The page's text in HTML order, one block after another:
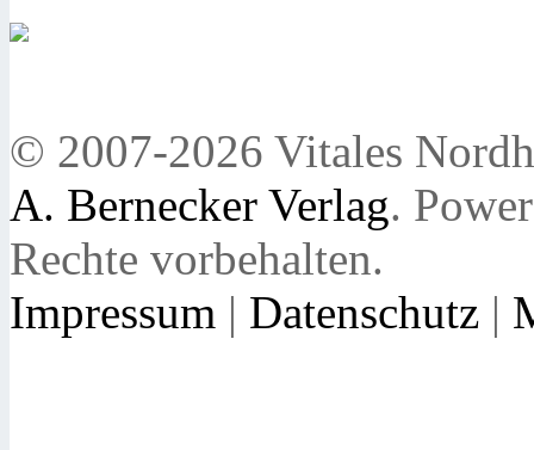
© 2007-2026 Vitales
A. Bernecker Verlag.
Rechte vorbehalten.
Impressum | Datenschutz |